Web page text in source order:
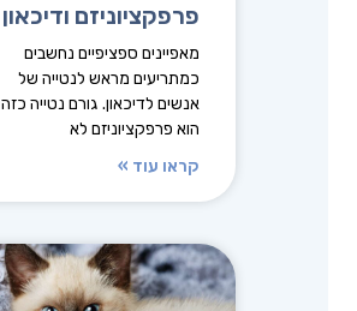
פרפקציוניזם ודיכאון
מאפיינים ספציפיים נחשבים
כמתריעים מראש לנטייה של
אנשים לדיכאון. גורם נטייה כזה
הוא פרפקציוניזם לא
קראו עוד »